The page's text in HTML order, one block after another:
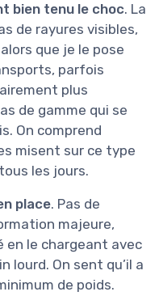
bien tenu le choc. La
de rayures visibles,
que je le pose
parfois
plus
de gamme qui se
On comprend
misent sur ce type
les jours.
place. Pas de
majeure,
en le chargeant avec
lourd. On sent qu’il a
de poids.